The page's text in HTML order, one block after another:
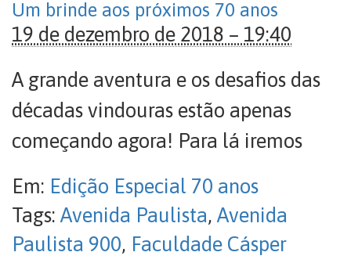
Um brinde aos próximos 70 anos
19 de dezembro de 2018 – 19:40
A grande aventura e os desafios das
décadas vindouras estão apenas
começando agora! Para lá iremos
Em: Edição Especial 70 anos
Tags: Avenida Paulista, Avenida
Paulista 900, Faculdade Cásper